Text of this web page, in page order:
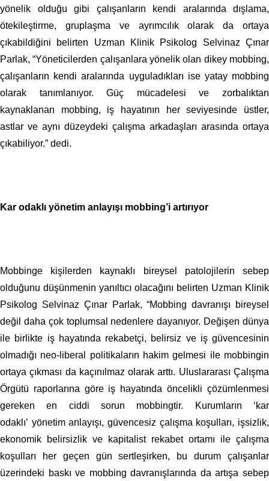
yönelik olduğu gibi çalışanların kendi aralarında dışlama,
ötekileştirme, gruplaşma ve ayrımcılık olarak da ortaya
çıkabildiğini belirten Uzman Klinik Psikolog Selvinaz Çınar
Parlak, “Yöneticilerden çalışanlara yönelik olan dikey mobbing,
çalışanların kendi aralarında uyguladıkları ise yatay mobbing
olarak tanımlanıyor. Güç mücadelesi ve zorbalıktan
kaynaklanan mobbing, iş hayatının her seviyesinde üstler,
astlar ve aynı düzeydeki çalışma arkadaşları arasında ortaya
çıkabiliyor.” dedi.
Kar odaklı yönetim anlayışı mobbing’i artırıyor
Mobbinge kişilerden kaynaklı bireysel patolojilerin sebep
olduğunu düşünmenin yanıltıcı olacağını belirten Uzman Klinik
Psikolog Selvinaz Çınar Parlak, “Mobbing davranışı bireysel
değil daha çok toplumsal nedenlere dayanıyor. Değişen dünya
ile birlikte iş hayatında rekabetçi, belirsiz ve iş güvencesinin
olmadığı neo-liberal politikaların hakim gelmesi ile mobbingin
ortaya çıkması da kaçınılmaz olarak arttı. Uluslararası Çalışma
Örgütü raporlarına göre iş hayatında öncelikli çözümlenmesi
gereken en ciddi sorun mobbingtir. Kurumların ‘kar
odaklı’ yönetim anlayışı, güvencesiz çalışma koşulları, işsizlik,
ekonomik belirsizlik ve kapitalist rekabet ortamı ile çalışma
koşulları her geçen gün sertleşirken, bu durum çalışanlar
üzerindeki baskı ve mobbing davranışlarında da artışa sebep